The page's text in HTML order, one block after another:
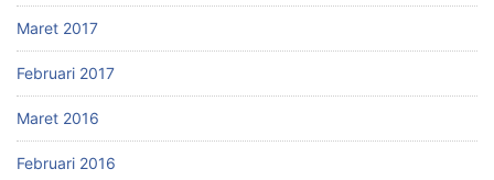
Maret 2017
Februari 2017
Maret 2016
Februari 2016